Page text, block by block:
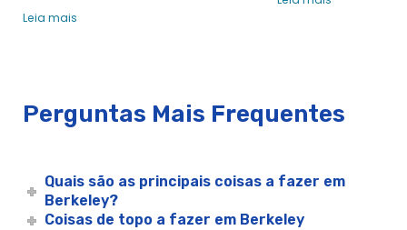
Local da Festa de Aniversário de Berkeley | Experiências da
Berkeley Brunch
Berkeley Brunch
Cruises™
Cruzeiro com jantar de assinatura na véspera de Natal em
Berkeley | City Cruises™
Leia mais
Perguntas Mais Frequentes
Quais são as principais coisas a fazer em
Berkeley?
Coisas de topo a fazer em Berkeley